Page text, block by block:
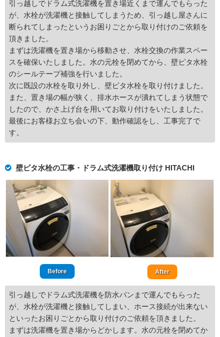
引っ越しでドラム式洗濯機を置き場近くまで運んでもらった
が、水栓が洗濯機と接触してしまうため、引っ越し屋さんに
断られてしまったというお困りごとから取り付けのご依頼を
頂きました。
まずは洗濯機を置き場から移動させ、水栓交換の作業スペー
スを確保いたしました。水の元栓を閉めてから、壁ピタ水栓
のシールテープ補強を行いました。
次に既設の水栓を取り外し、壁ピタ水栓を取り付けました。
また、置き場の幅が狭く、排水ホースが潰れてしまう状態で
したので、かさ上げ台を用いてお取り付けをいたしました。
最後にお客様お立ち会いの下、動作確認をし、工事完了で
す。
壁ピタ水栓の工事・ドラム式洗濯機取り付け HITACHI
Before After
引っ越しでドラム式洗濯機を防水パンまで運んでもらった
が、水栓が洗濯機と接触してしまい、ホース接続が出来ない
といったお困りごとから取り付けのご依頼を頂きました。
まずは洗濯機を置き場からどかします。水の元栓を閉めてか